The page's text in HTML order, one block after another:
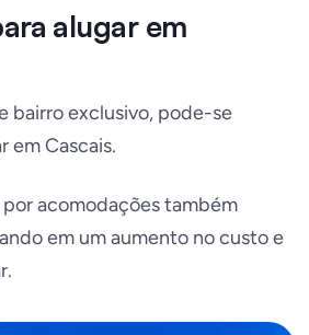
alugar em
bairro exclusivo, pode-se
em Cascais.
por acomodações também
em um aumento no custo e